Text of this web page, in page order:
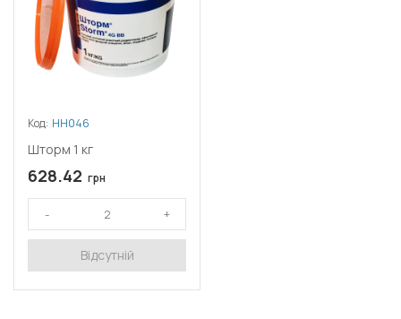
Код: НН046
Шторм 1 кг
628.42 грн
Відсутній